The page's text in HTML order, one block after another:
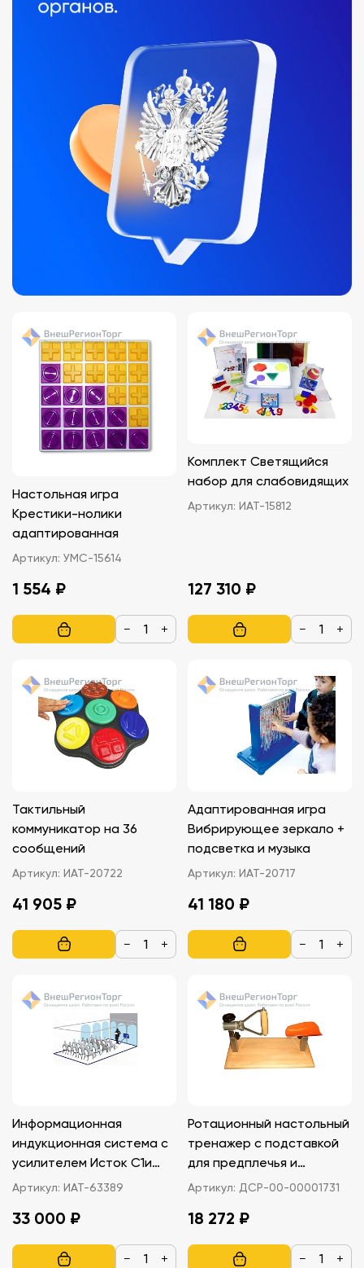
Настольная игра
Крестики-нолики
адаптированная
Артикул: УМС-15614
1 554 ₽
− +
Комплект Светящийся
набор для слабовидящих
Артикул: ИАТ-15812
127 310 ₽
− +
Тактильный
коммуникатор на 36
сообщений
Артикул: ИАТ-20722
41 905 ₽
− +
Адаптированная игра
Вибрирующее зеркало +
подсветка и музыка
Артикул: ИАТ-20717
41 180 ₽
− +
Информационная
индукционная система с
усилителем Исток С1и
(зона охвата до 25-30
Артикул: ИАТ-63389
33 000 ₽
− +
Ротационный настольный
тренажер с подставкой
для предплечья и
вращательной рукояткой
Артикул: ДСР-00-00001731
18 272 ₽
− +